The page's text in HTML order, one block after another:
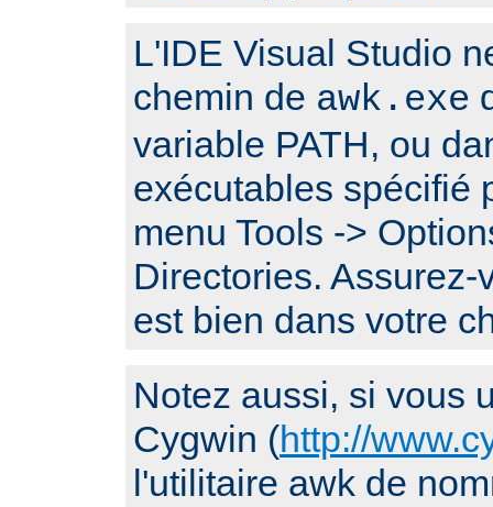
L'IDE Visual Studio
chemin de awk.exe
variable PATH, ou
exécutables spécifié
menu Tools ->
Directories.
est bien dans votre
Notez aussi, si vous
Cygwin (http://
l'utilitaire awk de